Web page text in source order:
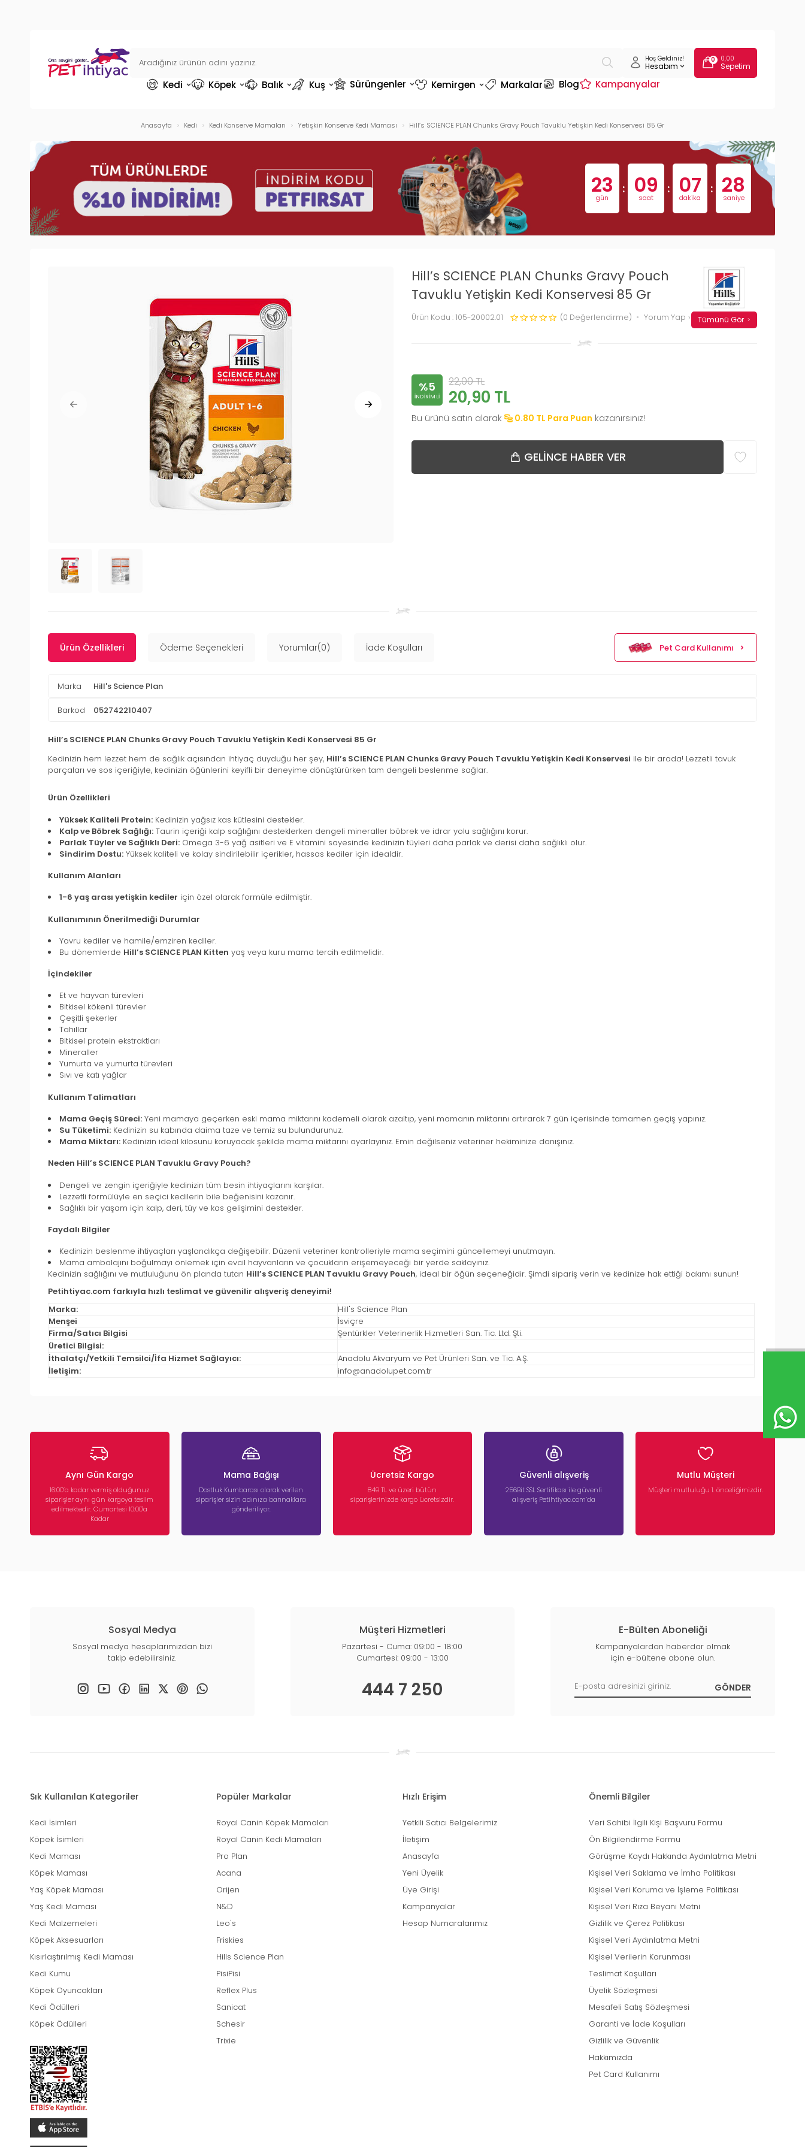
Hoş Geldiniz!
Hesabım
0 0,00
Sepetim
Kedi Köpek Balık Kuş Sürüngenler Kemirgen Markalar Blog Kampanyalar
Anasayfa Kedi Kedi Konserve Mamaları Yetişkin Konserve Kedi Maması Hill’s SCIENCE PLAN Chunks Gravy Pouch Tavuklu Yetişkin Kedi Konservesi 85 Gr
23
gün
: 09
saat
: 07
dakika
: 27
saniye
Hill’s SCIENCE PLAN Chunks Gravy Pouch
Tavuklu Yetişkin Kedi Konservesi 85 Gr
Ürün Kodu : 105-20002.01 (0 Değerlendirme) Yorum Yap Tümünü Gör
%5
INDIRIMLI
22,00TL
20,90 TL
Bu ürünü satın alarak 0.80 TL Para Puan kazanırsınız!
GELINCE HABER VER
Ürün Özellikleri Ödeme Seçenekleri Yorumlar(0) İade Koşulları Pet Card Kullanımı
Marka Hill's Science Plan
Barkod 052742210407
Hill’s SCIENCE PLAN Chunks Gravy Pouch Tavuklu Yetişkin Kedi Konservesi 85 Gr
Kedinizin hem lezzet hem de sağlık açısından ihtiyaç duyduğu her şey, Hill’s SCIENCE PLAN Chunks Gravy Pouch Tavuklu Yetişkin Kedi Konservesi ile bir arada! Lezzetli tavuk
parçaları ve sos içeriğiyle, kedinizin öğünlerini keyifli bir deneyime dönüştürürken tam dengeli beslenme sağlar.
Ürün Özellikleri
Yüksek Kaliteli Protein: Kedinizin yağsız kas kütlesini destekler.
Kalp ve Böbrek Sağlığı: Taurin içeriği kalp sağlığını desteklerken dengeli mineraller böbrek ve idrar yolu sağlığını korur.
Parlak Tüyler ve Sağlıklı Deri: Omega 3-6 yağ asitleri ve E vitamini sayesinde kedinizin tüyleri daha parlak ve derisi daha sağlıklı olur.
Sindirim Dostu: Yüksek kaliteli ve kolay sindirilebilir içerikler, hassas kediler için idealdir.
Kullanım Alanları
1-6 yaş arası yetişkin kediler için özel olarak formüle edilmiştir.
Kullanımının Önerilmediği Durumlar
Yavru kediler ve hamile/emziren kediler.
Bu dönemlerde Hill’s SCIENCE PLAN Kitten yaş veya kuru mama tercih edilmelidir.
İçindekiler
Et ve hayvan türevleri
Bitkisel kökenli türevler
Çeşitli şekerler
Tahıllar
Bitkisel protein ekstraktları
Mineraller
Yumurta ve yumurta türevleri
Sıvı ve katı yağlar
Kullanım Talimatları
Mama Geçiş Süreci: Yeni mamaya geçerken eski mama miktarını kademeli olarak azaltıp, yeni mamanın miktarını artırarak 7 gün içerisinde tamamen geçiş yapınız.
Su Tüketimi: Kedinizin su kabında daima taze ve temiz su bulundurunuz.
Mama Miktarı: Kedinizin ideal kilosunu koruyacak şekilde mama miktarını ayarlayınız. Emin değilseniz veteriner hekiminize danışınız.
Neden Hill’s SCIENCE PLAN Tavuklu Gravy Pouch?
Dengeli ve zengin içeriğiyle kedinizin tüm besin ihtiyaçlarını karşılar.
Lezzetli formülüyle en seçici kedilerin bile beğenisini kazanır.
Sağlıklı bir yaşam için kalp, deri, tüy ve kas gelişimini destekler.
Faydalı Bilgiler
Kedinizin beslenme ihtiyaçları yaşlandıkça değişebilir. Düzenli veteriner kontrolleriyle mama seçimini güncellemeyi unutmayın.
Mama ambalajını boğulmayı önlemek için evcil hayvanların ve çocukların erişemeyeceği bir yerde saklayınız.
Kedinizin sağlığını ve mutluluğunu ön planda tutan Hill’s SCIENCE PLAN Tavuklu Gravy Pouch, ideal bir öğün seçeneğidir. Şimdi sipariş verin ve kedinize hak ettiği bakımı sunun!
Petihtiyac.com farkıyla hızlı teslimat ve güvenilir alışveriş deneyimi!
Marka:
Hill's Science Plan
Menşei
İsviçre
Firma/Satıcı Bilgisi
Şentürkler Veterinerlik Hizmetleri San. Tic. Ltd. Şti.
Üretici Bilgisi:
İthalatçı/Yetkili Temsilci/İfa Hizmet Sağlayıcı:
Anadolu Akvaryum ve Pet Ürünleri San. ve Tic. A.Ş.
İletişim:
info@anadolupet.com.tr
Aynı Gün Kargo
16:00’a kadar vermiş olduğunuz
siparişler aynı gün kargoya teslim
edilmektedir. Cumartesi 10:00'a
Kadar
Mama Bağışı
Dostluk Kumbarası olarak verilen
siparişler sizin adınıza barınaklara
gönderiliyor.
Ücretsiz Kargo
849 TL ve üzeri bütün
siparişlerinizde kargo ücretsizdir.
Güvenli alışveriş
256Bit SSL Sertifikası ile güvenli
alışveriş Petihtiyac.com’da
Mutlu Müşteri
Müşteri mutluluğu 1. önceliğimizdir.
Sosyal Medya
Sosyal medya hesaplarımızdan bizi
takip edebilirsiniz.
Müşteri Hizmetleri
Pazartesi - Cuma: 09:00 - 18:00
Cumartesi: 09:00 - 13:00
444 7 250
E-Bülten Aboneliği
Kampanyalardan haberdar olmak
için e-bültene abone olun.
Sık Kullanılan Kategoriler
Kedi İsimleri
Köpek İsimleri
Kedi Maması
Köpek Maması
Yaş Köpek Maması
Yaş Kedi Maması
Kedi Malzemeleri
Köpek Aksesuarları
Kısırlaştırılmış Kedi Maması
Kedi Kumu
Köpek Oyuncakları
Kedi Ödülleri
Köpek Ödülleri
Popüler Markalar
Royal Canin Köpek Mamaları
Royal Canin Kedi Mamaları
Pro Plan
Acana
Orijen
N&D
Leo's
Friskies
Hills Science Plan
PisiPisi
Reflex Plus
Sanicat
Schesir
Trixie
Hızlı Erişim
Yetkili Satıcı Belgelerimiz
İletişim
Anasayfa
Yeni Üyelik
Üye Girişi
Kampanyalar
Hesap Numaralarımız
Önemli Bilgiler
Veri Sahibi İlgili Kişi Başvuru Formu
Ön Bilgilendirme Formu
Görüşme Kaydı Hakkında Aydınlatma Metni
Kişisel Veri Saklama ve İmha Politikası
Kişisel Veri Koruma ve İşleme Politikası
Kişisel Veri Rıza Beyanı Metni
Gizlilik ve Çerez Politikası
Kişisel Veri Aydınlatma Metni
Kişisel Verilerin Korunması
Teslimat Koşulları
Üyelik Sözleşmesi
Mesafeli Satış Sözleşmesi
Garanti ve İade Koşulları
Gizlilik ve Güvenlik
Hakkımızda
Pet Card Kullanımı